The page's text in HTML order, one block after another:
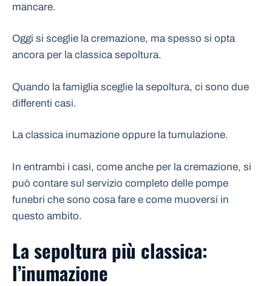
mancare.
Oggi si sceglie la cremazione, ma spesso si opta
ancora per la classica sepoltura.
Quando la famiglia sceglie la sepoltura, ci sono due
differenti casi.
La classica inumazione oppure la tumulazione.
In entrambi i casi, come anche per la cremazione, si
può contare sul servizio completo delle pompe
funebri che sono cosa fare e come muoversi in
questo ambito.
La sepoltura più classica:
l’inumazione